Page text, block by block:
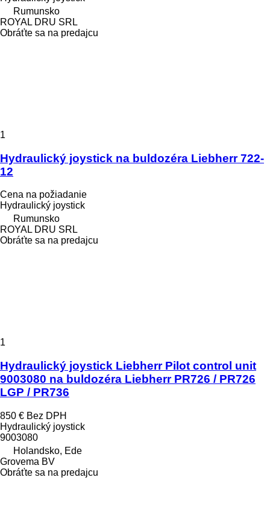
Rumunsko
ROYAL DRU SRL
Obráťte sa na predajcu
1
Hydraulický joystick na buldozéra Liebherr 722-
12
Cena na požiadanie
Hydraulický joystick
Rumunsko
ROYAL DRU SRL
Obráťte sa na predajcu
1
Hydraulický joystick Liebherr Pilot control unit
9003080 na buldozéra Liebherr PR726 / PR726
LGP / PR736
850 € Bez DPH
Hydraulický joystick
9003080
Holandsko, Ede
Grovema BV
Obráťte sa na predajcu